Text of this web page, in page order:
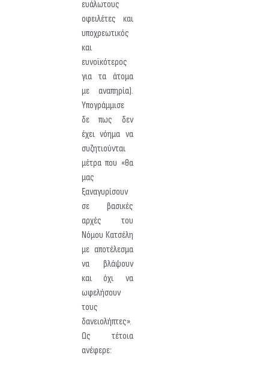
ευάλωτους
οφειλέτες και
υποχρεωτικός
και
ευνοϊκότερος
για τα άτομα
με αναπηρία).
Υπογράμμισε
δε πως δεν
έχει νόημα να
συζητιούνται
μέτρα που «θα
μας
ξαναγυρίσουν
σε βασικές
αρχές του
Νόμου Κατσέλη
με αποτέλεσμα
να βλάψουν
και όχι να
ωφελήσουν
τους
δανειολήπτες».
Ως τέτοια
ανέφερε: